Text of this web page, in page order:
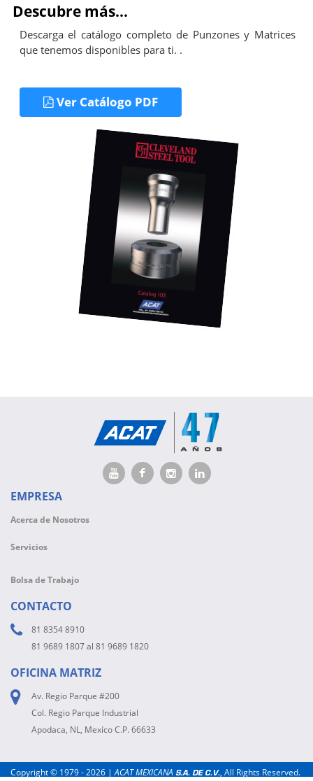
Descubre más...
Descarga el catálogo completo de Punzones y Matrices
que tenemos disponibles para ti. .
Ver Catálogo PDF
EMPRESA
Acerca de Nosotros
Servicios
Bolsa de Trabajo
CONTACTO
81 8354 8910
81 9689 1807 al 81 9689 1820
OFICINA MATRIZ
Av. Regio Parque #200
Col. Regio Parque Industrial
Apodaca, NL, Mexíco C.P. 66633
Copyright © 1979 - 2026 |ACAT MEXICANA S.A. DE C.V., All Rights Reserved.